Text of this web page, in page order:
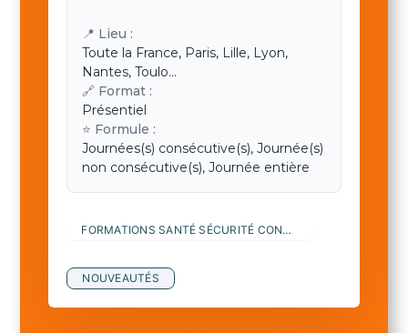
📍 Lieu :
Toute la France, Paris, Lille, Lyon,
Nantes, Toulo...
🔗 Format :
Présentiel
⭐ Formule :
Journées(s) consécutive(s), Journée(s)
non consécutive(s), Journée entière
FORMATIONS SANTÉ SÉCURITÉ CONDITIONS DE TRAVAIL (SSCT)
NOUVEAUTÉS